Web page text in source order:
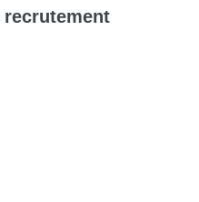
recrutement